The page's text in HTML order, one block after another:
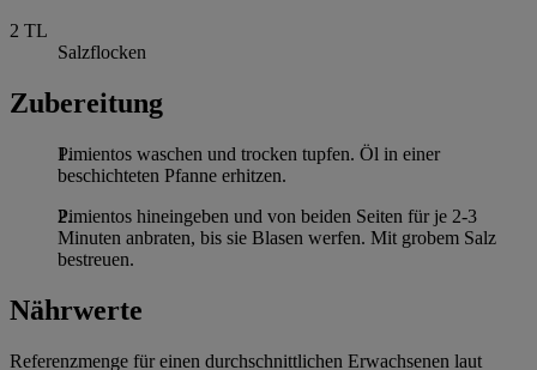
2 TL
Salzflocken
Zubereitung
Pimientos waschen und trocken tupfen. Öl in einer
beschichteten Pfanne erhitzen.
Pimientos hineingeben und von beiden Seiten für je 2-3
Minuten anbraten, bis sie Blasen werfen. Mit grobem Salz
bestreuen.
Nährwerte
Referenzmenge für einen durchschnittlichen Erwachsenen laut